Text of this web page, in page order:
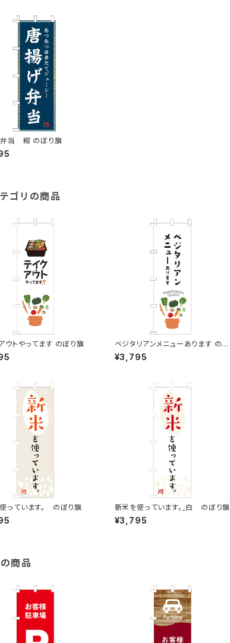
弁当 紺 のぼり旗
ゴリの商品
ウトやってます のぼり旗
ベジタリアンメニューあります のぼ
り旗
¥3,795
っています。 のぼり旗 新米を使っています。_白 のぼり旗
¥3,795
商品